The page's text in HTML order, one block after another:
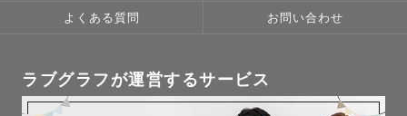
よくある質問 お問い合わせ
ラブグラフが運営するサービス